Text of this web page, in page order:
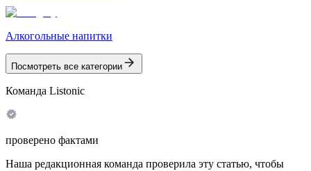
Алкогольные напитки
Посмотреть все категории
Команда Listonic
проверено фактами
Наша редакционная команда проверила эту статью, чтобы